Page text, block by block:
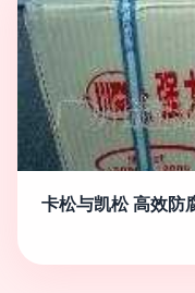
卡松与凯松 高效防